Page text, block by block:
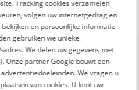
Tracking cookies verzamelen
volgen uw internetgedrag en
bekijken en persoonlijke informatie
gebruiken we unieke
We delen uw gegevens met
Onze partner Google bouwt een
We vragen u
van cookies. U kunt uw
100 is een
van